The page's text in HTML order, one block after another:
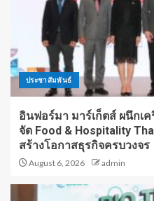
ประชาสัมพันธ์
อินฟอร์มา มาร์เก็ตส์ ผนึกเ
จัด Food & Hospitality
สร้างโอกาสธุรกิจครบวงจร
August 6, 2026 admin